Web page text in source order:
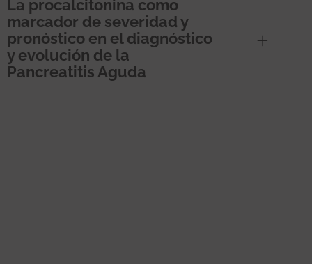
La procalcitonina como
marcador de severidad y
pronóstico en el diagnóstico
y evolución de la
Pancreatitis Aguda